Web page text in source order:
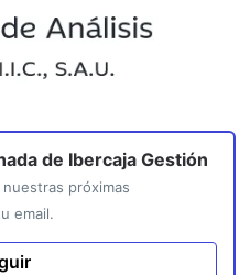
de Ibercaja Gestión
próximas
email.